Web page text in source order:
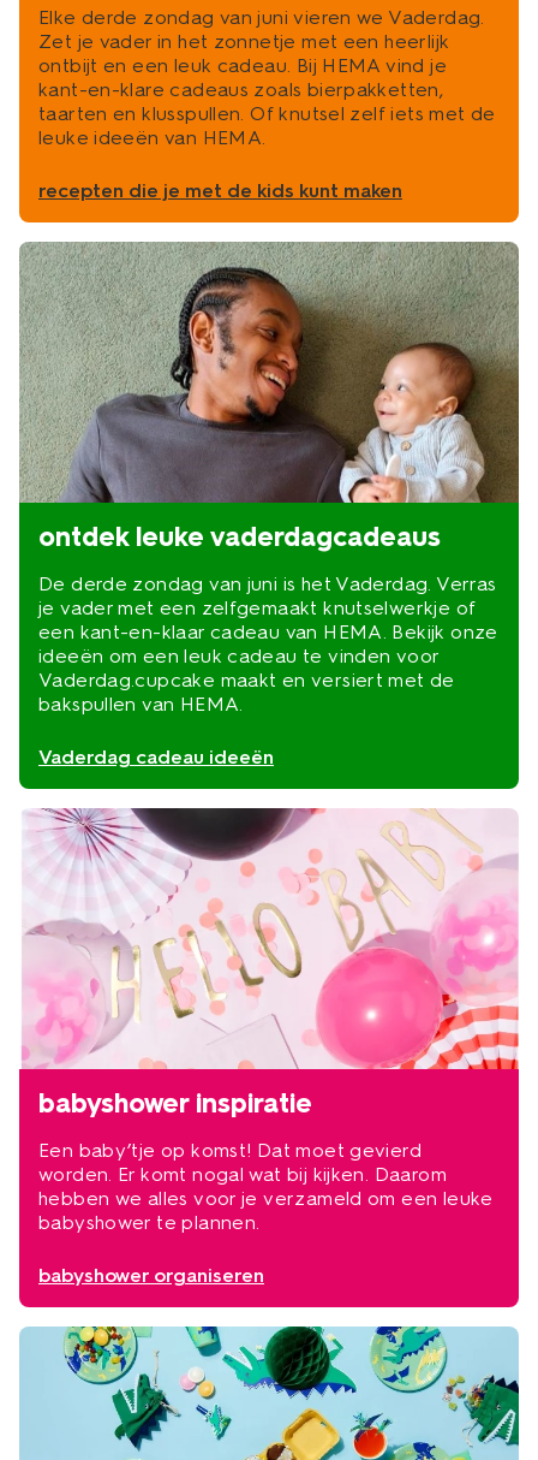
Elke derde zondag van juni vieren we Vaderdag.
Zet je vader in het zonnetje met een heerlijk
ontbijt en een leuk cadeau. Bij HEMA vind je
kant-en-klare cadeaus zoals bierpakketten,
taarten en klusspullen. Of knutsel zelf iets met de
leuke ideeën van HEMA.
recepten die je met de kids kunt maken
ontdek leuke vaderdagcadeaus
De derde zondag van juni is het Vaderdag. Verras
je vader met een zelfgemaakt knutselwerkje of
een kant-en-klaar cadeau van HEMA. Bekijk onze
ideeën om een leuk cadeau te vinden voor
Vaderdag.cupcake maakt en versiert met de
bakspullen van HEMA.
Vaderdag cadeau ideeën
babyshower inspiratie
Een baby’tje op komst! Dat moet gevierd
worden. Er komt nogal wat bij kijken. Daarom
hebben we alles voor je verzameld om een leuke
babyshower te plannen.
babyshower organiseren